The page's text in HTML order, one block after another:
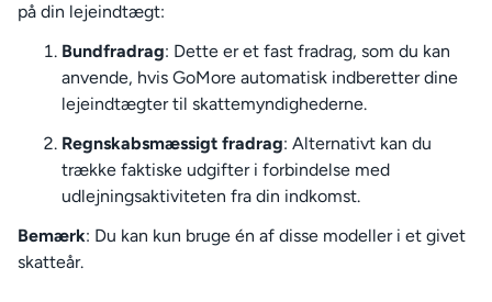
på din lejeindtægt:
Bundfradrag: Dette er et fast fradrag, som du kan
anvende, hvis GoMore automatisk indberetter dine
lejeindtægter til skattemyndighederne.
Regnskabsmæssigt fradrag: Alternativt kan du
trække faktiske udgifter i forbindelse med
udlejningsaktiviteten fra din indkomst.
Bemærk: Du kan kun bruge én af disse modeller i et givet
skatteår.